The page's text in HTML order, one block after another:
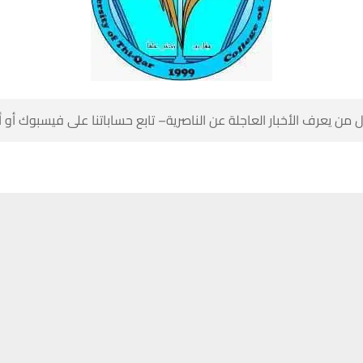
يعرف الأخبار العاجلة عن الناصرية– تابع حساباتنا على فيسبوك